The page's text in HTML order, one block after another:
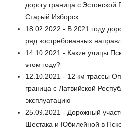
дорогу граница с
Старый Изборск
18.02.2022 - В 2021 году
ряд востребованных
14.10.2021 - Какие улицы
этом году?
12.10.2021 - 12 км трассы
граница с Латвийской
эксплуатацию
25.09.2021 - Дорожный
Шестака и Юбилейной в